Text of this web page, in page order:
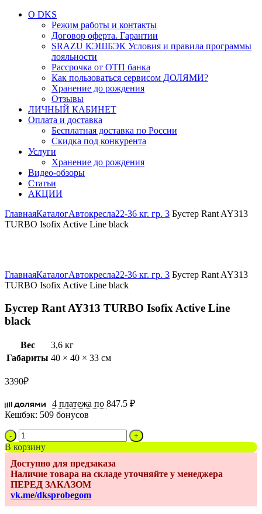
О DKS
Режим работы и контакты
Договор оферта. Гарантии
SRAZU КЭШБЭК Условия и правила программы
лояльности
Рассрочка от ОТП банка
Как пользоваться сервисом ДОЛЯМИ?
Хранение до рождения
Отзывы
ЛИЧНЫЙ КАБИНЕТ
Оплата и доставка
Бесплатная доставка по России
Скидка под конкурента
Услуги
Хранение до рождения
Видео-обзоры
Статьи
АКЦИИ
ГлавнаяКаталогАвтокресла22-36 кг. гр. 3 Бустер Rant AY313
TURBO Isofix Active Line black
ГлавнаяКаталогАвтокресла22-36 кг. гр. 3 Бустер Rant AY313
TURBO Isofix Active Line black
Бустер Rant AY313 TURBO Isofix Active Line
black
Вес
3,6 кг
Габариты 40 × 40 × 33 см
3390₽
4 платежа по 847.5 ₽
Кешбэк: 509 бонусов
Количество
товара
Бустер
Rant
AY313
TURBO
Isofix
Active
В корзину
Доступно для предзаказа
Наличие товара на складе уточняйте у менеджера
ПЕРЕД ЗАКАЗОМ
vk.me/dksprobegom